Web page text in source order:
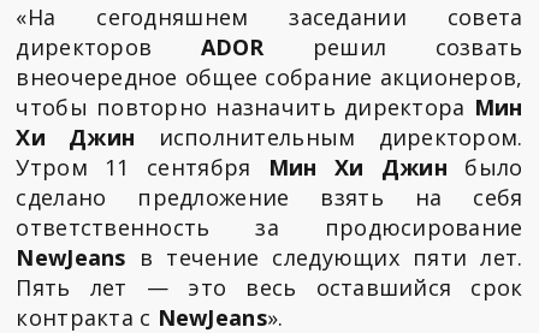
«На сегодняшнем заседании совета
директоров ADORрешил созвать
внеочередное общее собрание акционеров,
чтобы повторно назначить директора Мин
Хи Джин исполнительным директором.
Утром 11 сентября Мин Хи Джин было
сделано предложение взять на себя
ответственность за продюсирование
NewJeans в течение следующих пяти лет.
Пять лет — это весь оставшийся срок
контракта с NewJeans».